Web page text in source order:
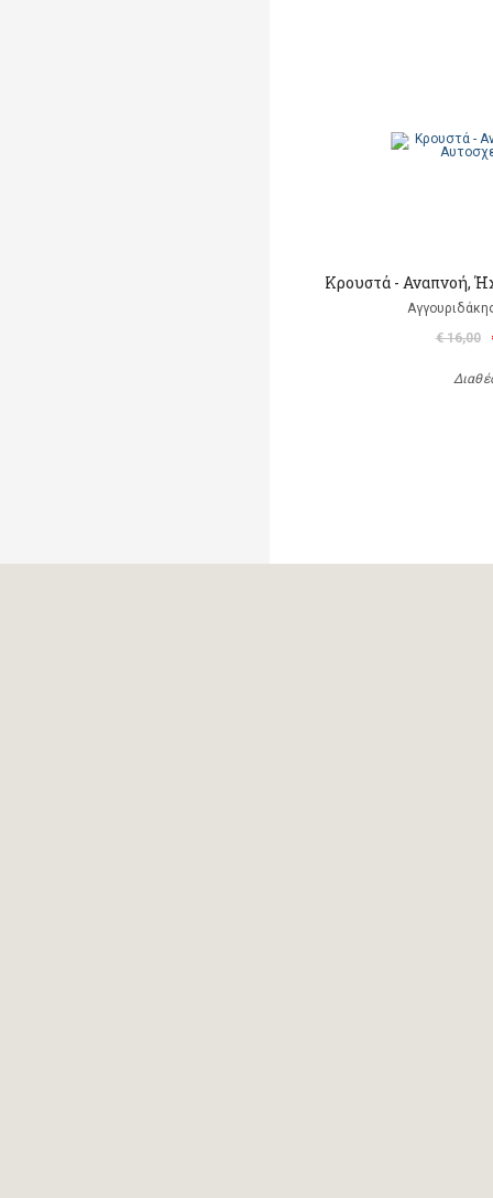
Κρουστά - Αναπνοή,
€ 16,00